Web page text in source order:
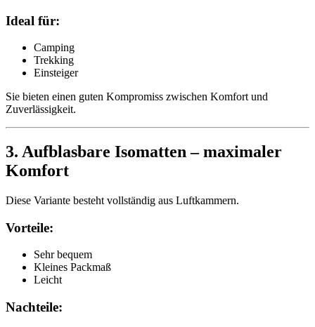
Ideal für:
Camping
Trekking
Einsteiger
Sie bieten einen guten Kompromiss zwischen Komfort und
Zuverlässigkeit.
3. Aufblasbare Isomatten – maximaler
Komfort
Diese Variante besteht vollständig aus Luftkammern.
Vorteile:
Sehr bequem
Kleines Packmaß
Leicht
Nachteile: